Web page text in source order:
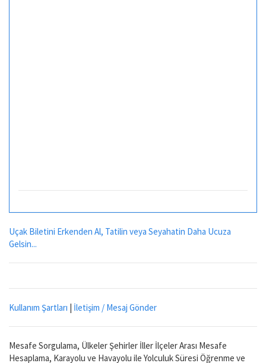
Uçak Biletini Erkenden Al, Tatilin veya Seyahatin Daha Ucuza
Gelsin...
Kullanım Şartları | İletişim / Mesaj Gönder
Mesafe Sorgulama, Ülkeler Şehirler İller İlçeler Arası Mesafe
Hesaplama, Karayolu ve Havayolu ile Yolculuk Süresi Öğrenme ve